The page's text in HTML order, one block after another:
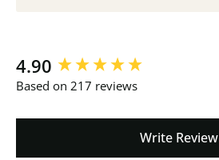
4.90
Based on 217 reviews
Write Review
New content loaded